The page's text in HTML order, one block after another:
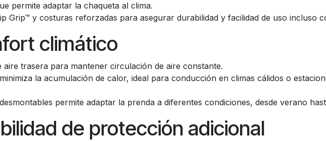
permite adaptar la chaqueta al clima.
Grip™ y costuras reforzadas para asegurar durabilidad y facilidad de uso incluso
climático
aire trasera para mantener circulación de aire constante.
la acumulación de calor, ideal para conducción en climas cálidos o
permite adaptar la prenda a diferentes condiciones, desde verano
de protección adicional